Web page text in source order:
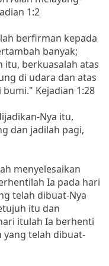
1:2
berfirman kepada
banyak;
berkuasalah atas
di udara dan atas
Kejadian 1:28
Nya itu,
dan jadilah pagi,
menyelesaikan
Ia pada hari
telah dibuat-Nya
itu dan
itulah Ia berhenti
yang telah dibuat-